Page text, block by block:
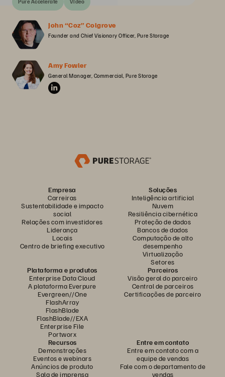
John “Coz” Colgrove
Founder and Chief Visionary Officer, Pure Storage
Amy Fowler
General Manager, Commercial, Pure Storage
Empresa
Carreiras
Sustentabilidade e impacto
social
Relações com investidores
Liderança
Locais
Centro de briefing executivo
Soluções
Inteligência artificial
Nuvem
Resiliência cibernética
Proteção de dados
Bancos de dados
Computação de alto
desempenho
Virtualização
Setores
Plataforma e produtos
Enterprise Data Cloud
A plataforma Everpure
Evergreen//One
FlashArray
FlashBlade
FlashBlade//EXA
Enterprise File
Portworx
Parceiros
Visão geral do parceiro
Central de parceiros
Certificações de parceiro
Recursos
Demonstrações
Eventos e webinars
Anúncios de produto
Sala de imprensa
Entre em contato
Entre em contato com a
equipe de vendas
Fale com o departamento de
vendas